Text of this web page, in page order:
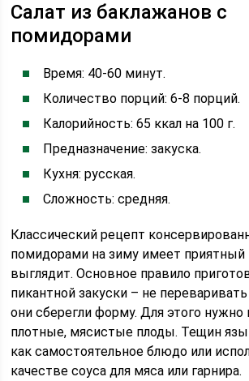
Салат из баклажанов с
помидорами
Время: 40-60 минут.
Количество порций: 6-8 порций.
Калорийность: 65 ккал на 100 г.
Предназначение: закуска.
Кухня: русская.
Сложность: средняя.
Классический рецепт
помидорами на зиму имеет приятный
выглядит. Основное правило
пикантной закуски – не
они сберегли форму. Для этого нужно
плотные, мясистые плоды. Тещин
как самостоятельное блюдо или
качестве соуса для мяса или гарнира.